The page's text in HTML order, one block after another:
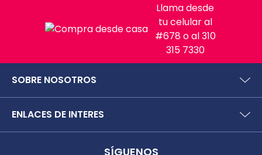
Califica el producto de 1 a 5 estrellas
★★★★★
Llama desde
tu celular al
#678 o al 310
315 7330
SOBRE NOSOTROS
Preguntas frecuentes
Políticas y términos de uso
ENLACES DE INTERES
SÍGUENOS